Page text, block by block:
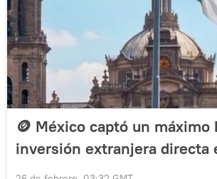
🪙 México captó un
inversión extranjera directa